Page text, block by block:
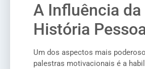
A Influência da
História
Um dos aspectos mais
palestras motivacionais é a